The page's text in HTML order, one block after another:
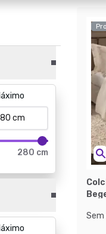
280 cm
Sem